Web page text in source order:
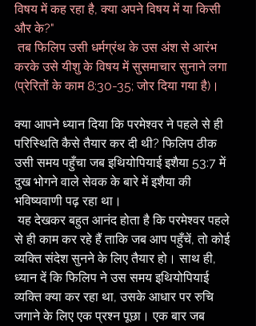
विषय में कह रहा है, क्या अपने विषय में या किसी
और के?"
तब फिलिप उसी धर्मग्रंथ के उस अंश से आरंभ
करके उसे यीशु के विषय में सुसमाचार सुनाने लगा
(प्रेरितों के काम 8:30-35; जोर दिया गया है)।
क्या आपने ध्यान दिया कि परमेश्वर ने पहले से ही
परिस्थिति कैसे तैयार कर दी थी? फिलिप ठीक
उसी समय पहुँचा जब इथियोपियाई इशैया 53:7 में
दुख भोगने वाले सेवक के बारे में इशैया की
भविष्यवाणी पढ़ रहा था।
यह देखकर बहुत आनंद होता है कि परमेश्वर पहले
से ही काम कर रहे हैं ताकि जब आप पहुँचें, तो कोई
व्यक्ति संदेश सुनने के लिए तैयार हो। साथ ही,
ध्यान दें कि फिलिप ने उस समय इथियोपियाई
व्यक्ति क्या कर रहा था, उसके आधार पर रुचि
जगाने के लिए एक प्रश्न पूछा। एक बार जब